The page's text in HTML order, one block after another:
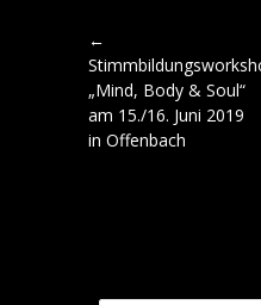
Artikel-
←
„Mind, Body & Soul“
am 15./16. Juni 2019
in Offenbach